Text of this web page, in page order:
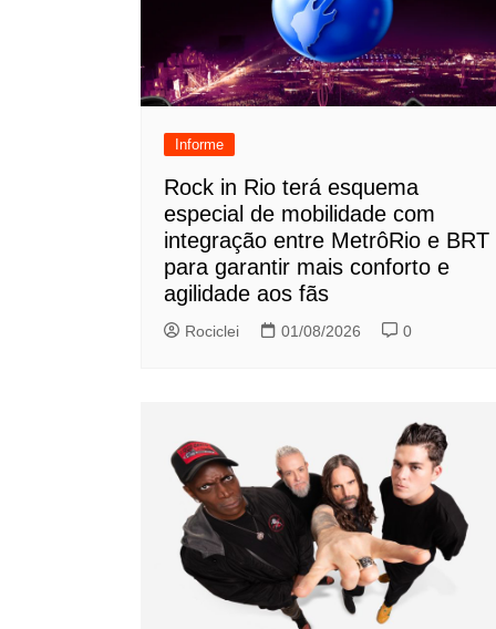
Informe
Rock in Rio terá esquema
especial de mobilidade com
integração entre MetrôRio e BRT
para garantir mais conforto e
agilidade aos fãs
Rociclei 01/08/2026 0